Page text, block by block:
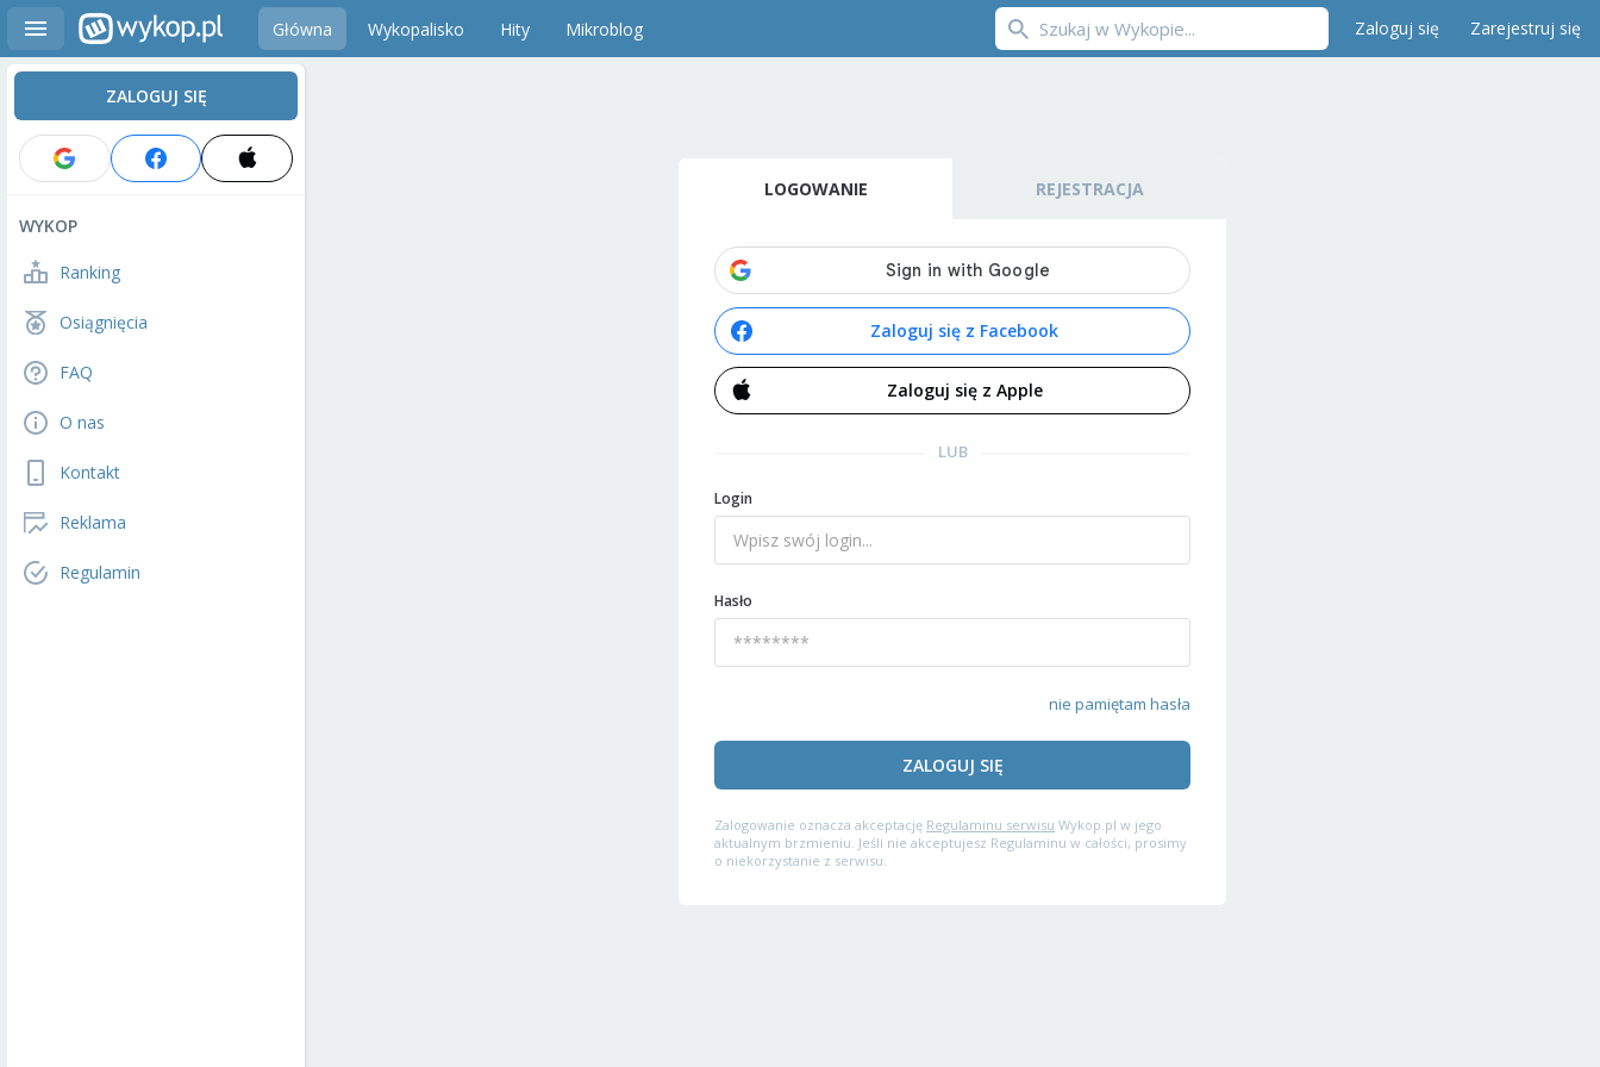
Główna Wykopalisko Hity Mikroblog Zaloguj się Zarejestruj się
ZALOGUJ SIĘ
WYKOP
Ranking
Osiągnięcia
FAQ
O nas
Kontakt
Reklama
Regulamin
LOGOWANIE REJESTRACJA
Zaloguj się z Facebook
Zaloguj się z Apple
LUB
Login
Hasło
nie pamiętam hasła
ZALOGUJ SIĘ
Zalogowanie oznacza akceptację Regulaminu serwisu Wykop.pl w jego
aktualnym brzmieniu. Jeśli nie akceptujesz Regulaminu w całości, prosimy
o niekorzystanie z serwisu.